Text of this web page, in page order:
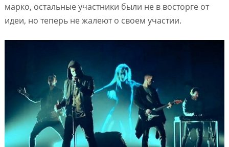
марко, остальные участники были не в восторге от
идеи, но теперь не жалеют о своем участии.